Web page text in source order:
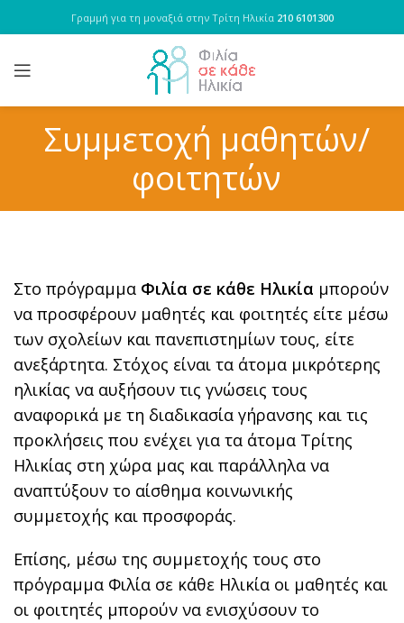
Γραμμή για τη μοναξιά στην Τρίτη Ηλικία 210 6101300
Συμμετοχή μαθητών/
φοιτητών
Στο πρόγραμμα Φιλία σε κάθε Ηλικία μπορούν
να προσφέρουν μαθητές και φοιτητές είτε μέσω
των σχολείων και πανεπιστημίων τους, είτε
ανεξάρτητα. Στόχος είναι τα άτομα μικρότερης
ηλικίας να αυξήσουν τις γνώσεις τους
αναφορικά με τη διαδικασία γήρανσης και τις
προκλήσεις που ενέχει για τα άτομα Τρίτης
Ηλικίας στη χώρα μας και παράλληλα να
αναπτύξουν το αίσθημα κοινωνικής
συμμετοχής και προσφοράς.
Επίσης, μέσω της συμμετοχής τους στο
πρόγραμμα Φιλία σε κάθε Ηλικία οι μαθητές και
οι φοιτητές μπορούν να ενισχύσουν το